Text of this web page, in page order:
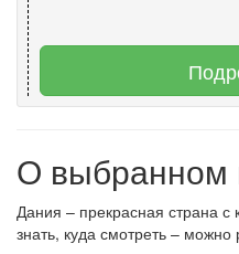
О выбранном
Дания – прекрасная страна с
знать, куда смотреть – можно